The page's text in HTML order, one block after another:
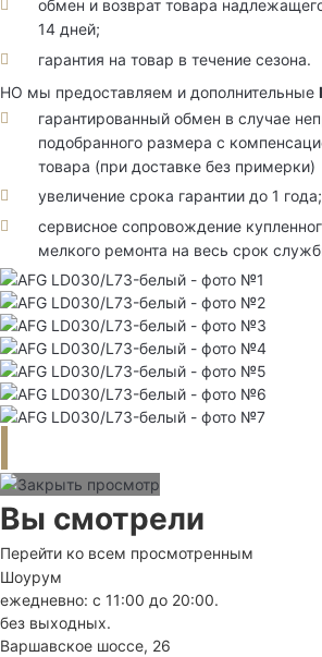
обмен и возврат товара
14 дней;
гарантия на товар в течение сезона.
НО мы предоставляем и дополнительные
гарантированный обмен в случае
подобранного размера с
товара (при доставке без примерки)
увеличение срока гарантии до 1 года;
сервисное сопровождение
мелкого ремонта на весь срок
Вы смотрели
Перейти ко всем просмотренным
Шоурум
ежедневно: с 11:00 до 20:00.
без выходных.
Варшавское шоссе, 26